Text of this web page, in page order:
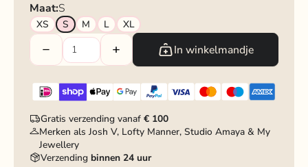
Maat:S
XS S M L XL
In winkelmandje
Gratis verzending vanaf€ 100
Merken als Josh V, Lofty Manner, Studio Amaya & My
Jewellery
Verzendingbinnen 24 uur